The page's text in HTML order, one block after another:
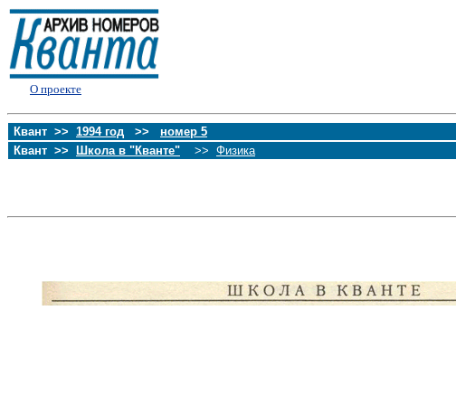
О проекте
Квант >> 1994 год >> номер 5
Квант >>
Школа в "Кванте" >> Физика